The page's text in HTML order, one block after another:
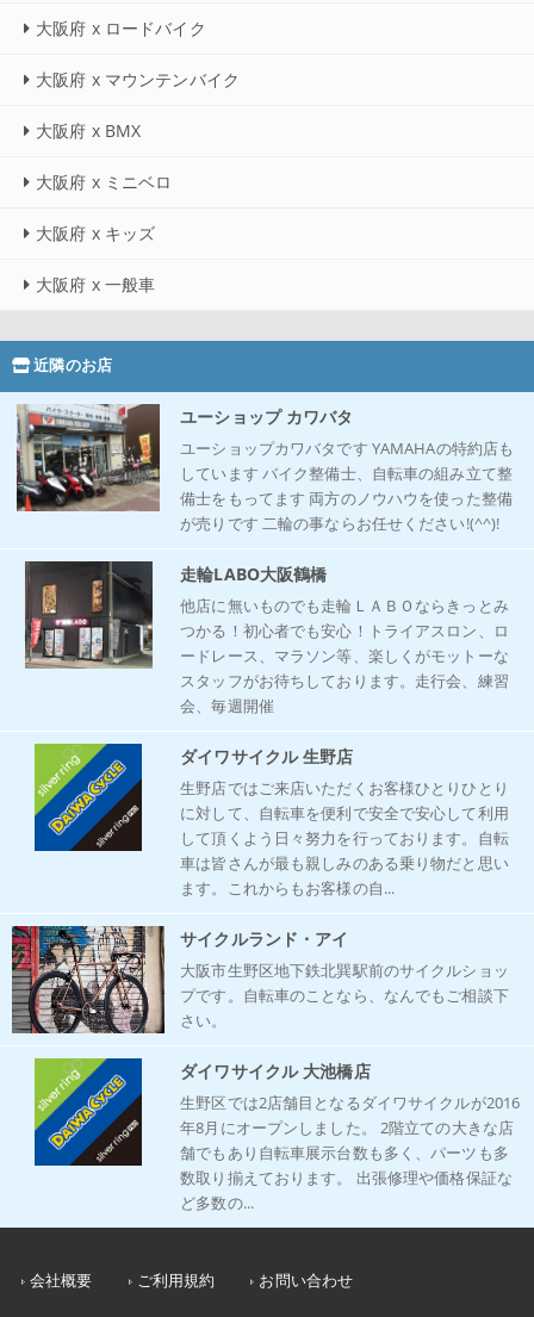
大阪府 x ロードバイク
大阪府 x マウンテンバイク
大阪府 x BMX
大阪府 x ミニベロ
大阪府 x キッズ
大阪府 x 一般車
近隣のお店
ユーショップ カワバタ
ユーショップカワバタです YAMAHAの特約店も
しています バイク整備士、自転車の組み立て整
備士をもってます 両方のノウハウを使った整備
が売りです 二輪の事ならお任せください!(^^)!
走輪LABO大阪鶴橋
他店に無いものでも走輪ＬＡＢＯならきっとみ
つかる！初心者でも安心！トライアスロン、ロ
ードレース、マラソン等、楽しくがモットーな
スタッフがお待ちしております。走行会、練習
会、毎週開催
ダイワサイクル 生野店
生野店ではご来店いただくお客様ひとりひとり
に対して、自転車を便利で安全で安心して利用
して頂くよう日々努力を行っております。自転
車は皆さんが最も親しみのある乗り物だと思い
ます。これからもお客様の自...
サイクルランド・アイ
大阪市生野区地下鉄北巽駅前のサイクルショッ
プです。自転車のことなら、なんでもご相談下
さい。
ダイワサイクル 大池橋店
生野区では2店舗目となるダイワサイクルが2016
年8月にオープンしました。 2階立ての大きな店
舗でもあり自転車展示台数も多く、パーツも多
数取り揃えております。 出張修理や価格保証な
ど多数の...
会社概要 ご利用規約 お問い合わせ